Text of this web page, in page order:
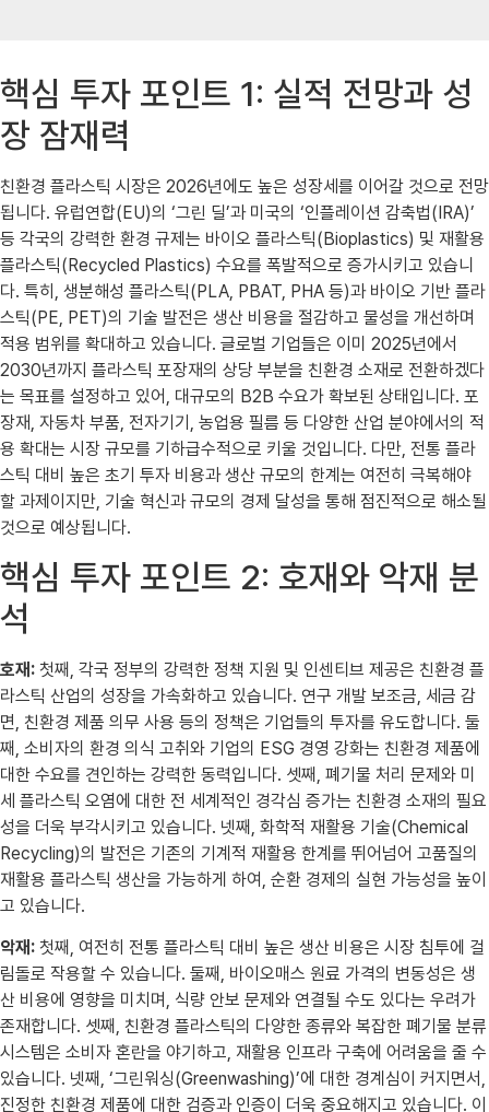
핵심 투자 포인트 1: 실적 전망과 성
장 잠재력
친환경 플라스틱 시장은 2026년에도 높은 성장세를 이어갈 것으로 전망
됩니다. 유럽연합(EU)의 ‘그린 딜’과 미국의 ‘인플레이션 감축법(IRA)’
등 각국의 강력한 환경 규제는 바이오 플라스틱(Bioplastics) 및 재활용
플라스틱(Recycled Plastics) 수요를 폭발적으로 증가시키고 있습니
다. 특히, 생분해성 플라스틱(PLA, PBAT, PHA 등)과 바이오 기반 플라
스틱(PE, PET)의 기술 발전은 생산 비용을 절감하고 물성을 개선하며
적용 범위를 확대하고 있습니다. 글로벌 기업들은 이미 2025년에서
2030년까지 플라스틱 포장재의 상당 부분을 친환경 소재로 전환하겠다
는 목표를 설정하고 있어, 대규모의 B2B 수요가 확보된 상태입니다. 포
장재, 자동차 부품, 전자기기, 농업용 필름 등 다양한 산업 분야에서의 적
용 확대는 시장 규모를 기하급수적으로 키울 것입니다. 다만, 전통 플라
스틱 대비 높은 초기 투자 비용과 생산 규모의 한계는 여전히 극복해야
할 과제이지만, 기술 혁신과 규모의 경제 달성을 통해 점진적으로 해소될
것으로 예상됩니다.
핵심 투자 포인트 2: 호재와 악재 분
석
호재: 첫째, 각국 정부의 강력한 정책 지원 및 인센티브 제공은 친환경 플
라스틱 산업의 성장을 가속화하고 있습니다. 연구 개발 보조금, 세금 감
면, 친환경 제품 의무 사용 등의 정책은 기업들의 투자를 유도합니다. 둘
째, 소비자의 환경 의식 고취와 기업의 ESG 경영 강화는 친환경 제품에
대한 수요를 견인하는 강력한 동력입니다. 셋째, 폐기물 처리 문제와 미
세 플라스틱 오염에 대한 전 세계적인 경각심 증가는 친환경 소재의 필요
성을 더욱 부각시키고 있습니다. 넷째, 화학적 재활용 기술(Chemical
Recycling)의 발전은 기존의 기계적 재활용 한계를 뛰어넘어 고품질의
재활용 플라스틱 생산을 가능하게 하여, 순환 경제의 실현 가능성을 높이
고 있습니다.
악재: 첫째, 여전히 전통 플라스틱 대비 높은 생산 비용은 시장 침투에 걸
림돌로 작용할 수 있습니다. 둘째, 바이오매스 원료 가격의 변동성은 생
산 비용에 영향을 미치며, 식량 안보 문제와 연결될 수도 있다는 우려가
존재합니다. 셋째, 친환경 플라스틱의 다양한 종류와 복잡한 폐기물 분류
시스템은 소비자 혼란을 야기하고, 재활용 인프라 구축에 어려움을 줄 수
있습니다. 넷째, ‘그린워싱(Greenwashing)’에 대한 경계심이 커지면서,
진정한 친환경 제품에 대한 검증과 인증이 더욱 중요해지고 있습니다. 이